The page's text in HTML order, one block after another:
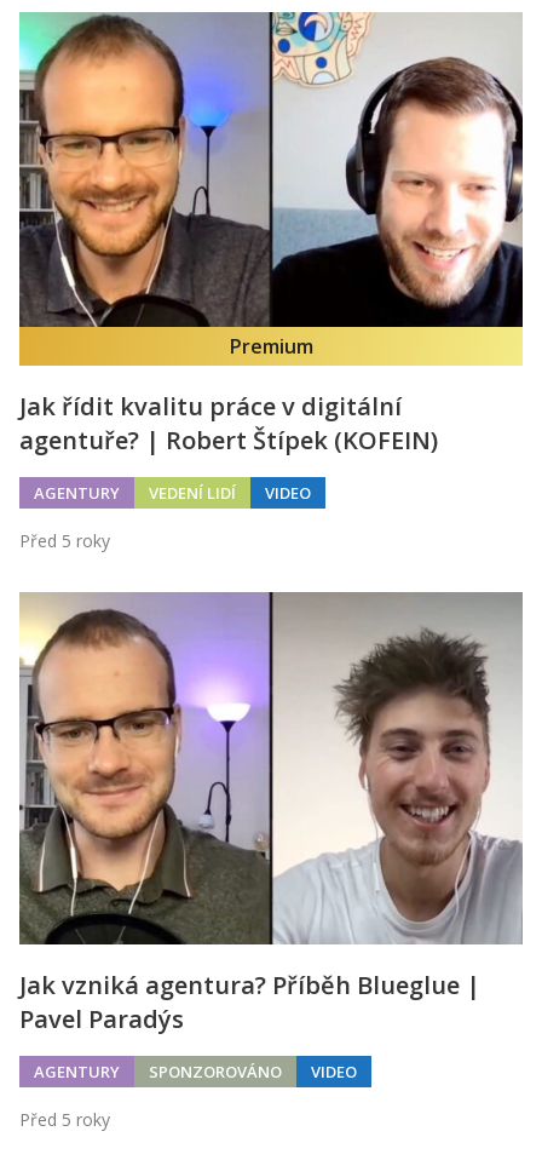
Premium
Jak řídit kvalitu práce v digitální
agentuře? | Robert Štípek (KOFEIN)
AGENTURY VEDENÍ LIDÍ VIDEO
Před 5 roky
Jak vzniká agentura? Příběh Blueglue |
Pavel Paradýs
AGENTURY SPONZOROVÁNO VIDEO
Před 5 roky